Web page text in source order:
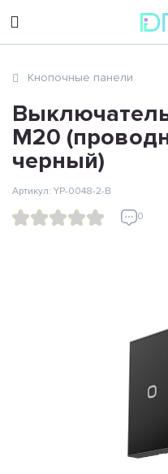
sales@dimoll.ru
Кнопочные панели
M20
черный)
0
Артикул: YP-0048-2-B